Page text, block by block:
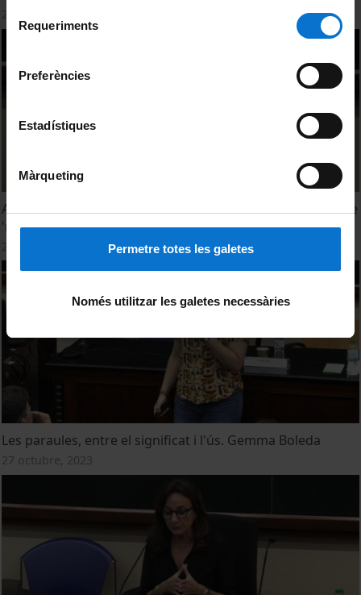
consultar laPolítica de galetes del lloc web de la
de Requeriments
Preferències
Estadístiques
Màrqueting
Permetre totes les galetes
Només utilitzar les galetes necessàries
Ambigüedad lingüística e ingeniería conceptual: el caso de
'mujer'. Manuel García Carpintero
Les paraules, entre el significat i l'ús. Gemma Boleda
27 octubre, 2023